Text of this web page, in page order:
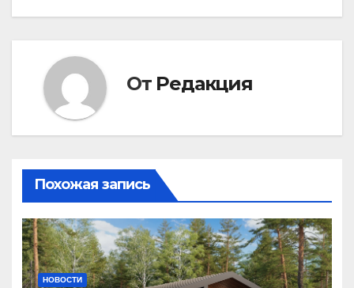
От Редакция
Похожая запись
НОВОСТИ